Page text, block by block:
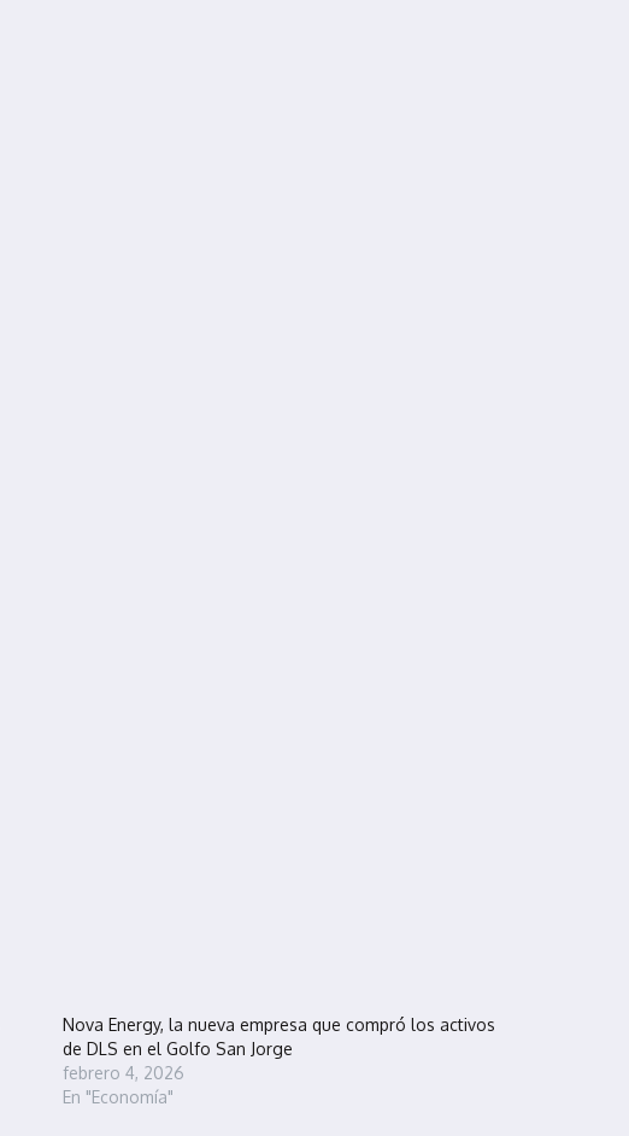
Nova Energy, la nueva empresa que compró los activos
de DLS en el Golfo San Jorge
febrero 4, 2026
En "Economía"